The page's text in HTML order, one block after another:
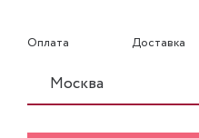
Оплата Доставка
Москва